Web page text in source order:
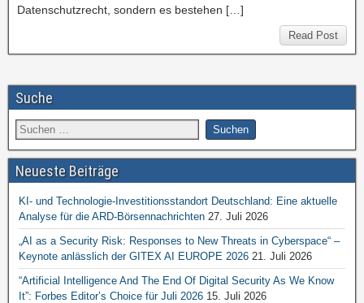
Datenschutzrecht, sondern es bestehen […]
Read Post
Suche
Neueste Beiträge
KI- und Technologie-Investitionsstandort Deutschland: Eine aktuelle
Analyse für die ARD-Börsennachrichten 27. Juli 2026
„AI as a Security Risk: Responses to New Threats in Cyberspace“ –
Keynote anlässlich der GITEX AI EUROPE 2026 21. Juli 2026
“Artificial Intelligence And The End Of Digital Security As We Know
It”: Forbes Editor’s Choice für Juli 2026 15. Juli 2026